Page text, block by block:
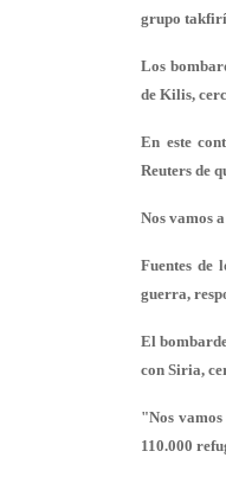
grupo takfirí
Los
de Kilis,
En este
Reuters de
Nos vamos
Fuentes de
guerra,
El
con Siria,
"Nos
110.000